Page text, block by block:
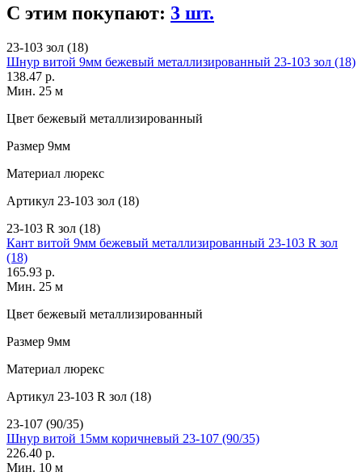
С этим покупают: 3 шт.
23-103 зол (18)
Шнур витой 9мм бежевый металлизированный 23-103 зол (18)
138.47 р.
Мин. 25 м
Цвет бежевый металлизированный
Размер 9мм
Материал люрекс
Артикул 23-103 зол (18)
23-103 R зол (18)
Кант витой 9мм бежевый металлизированный 23-103 R зол
(18)
165.93 р.
Мин. 25 м
Цвет бежевый металлизированный
Размер 9мм
Материал люрекс
Артикул 23-103 R зол (18)
23-107 (90/35)
Шнур витой 15мм коричневый 23-107 (90/35)
226.40 р.
Мин. 10 м